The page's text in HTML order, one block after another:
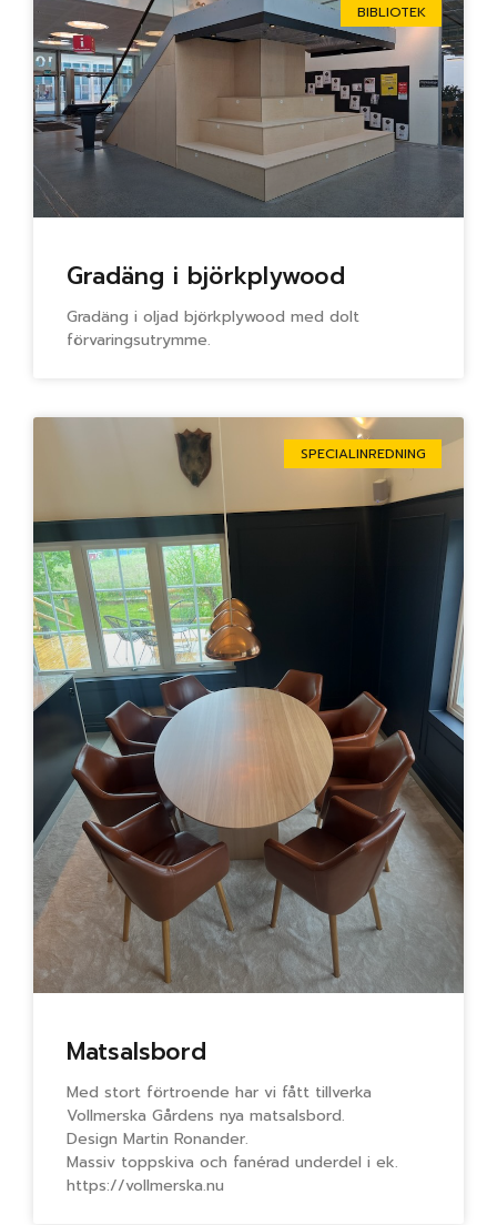
BIBLIOTEK
Gradäng i björkplywood
Gradäng i oljad björkplywood med dolt
förvaringsutrymme.
SPECIALINREDNING
Matsalsbord
Med stort förtroende har vi fått tillverka
Vollmerska Gårdens nya matsalsbord.
Design Martin Ronander.
Massiv toppskiva och fanérad underdel i ek.
https://vollmerska.nu